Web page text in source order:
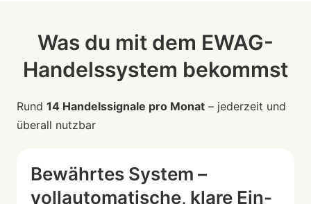
Was du mit dem EWAG-
Handelssystem bekommst
Rund 14 Handelssignale pro Monat – jederzeit und
überall nutzbar
Bewährtes System –
vollautomatische, klare Ein-